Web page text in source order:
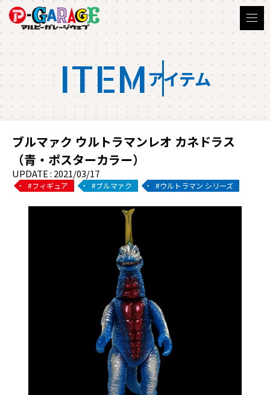
ITEM アイテム
ブルマァク ウルトラマンレオ カネドラス
（青・ポスターカラー）
UPDATE : 2021/03/17
フィギュア ブルマァク ウルトラマン シリーズ